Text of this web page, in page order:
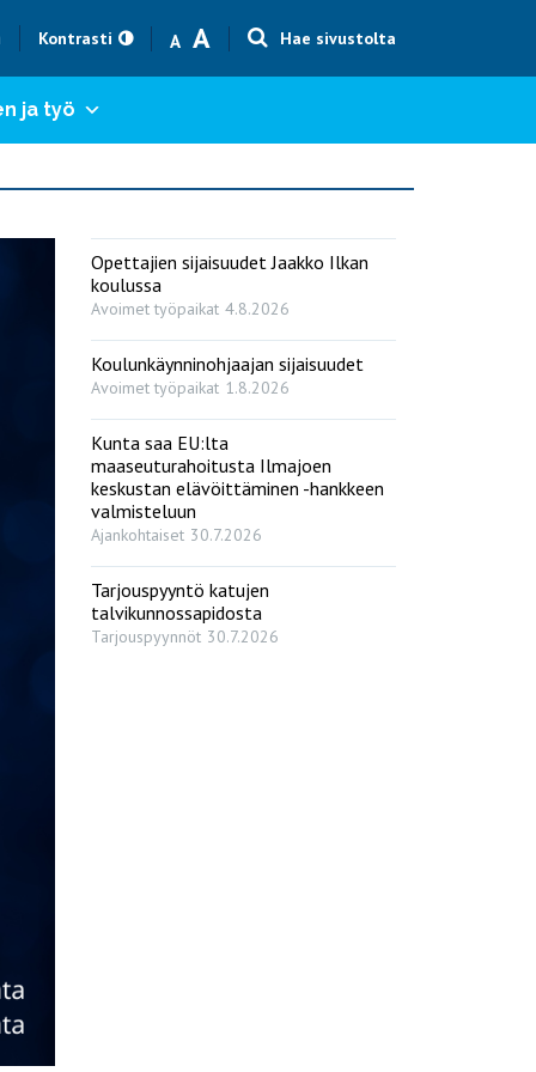
Kontrasti A
Text size smaller
AText size bigger
Hae sivustolta
ja työ
Opettajien sijaisuudet Jaakko Ilkan
koulussa
Avoimet työpaikat 4.8.2026
Koulunkäynninohjaajan sijaisuudet
Avoimet työpaikat 1.8.2026
Kunta saa EU:lta
maaseuturahoitusta Ilmajoen
keskustan elävöittäminen -hankkeen
valmisteluun
Ajankohtaiset 30.7.2026
Tarjouspyyntö katujen
talvikunnossapidosta
Tarjouspyynnöt 30.7.2026